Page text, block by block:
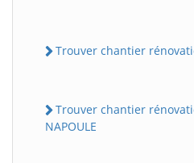
Trouver chantier
Trouver chantier
NAPOULE